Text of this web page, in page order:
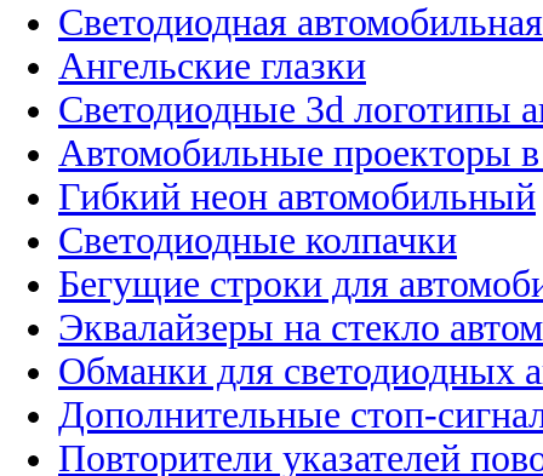
Светодиодная
Ангельские глазки
Светодиодные 3d логотипы
Автомобильные проекторы
Гибкий неон автомобильный
Светодиодные колпачки
Бегущие строки для
Эквалайзеры на стекло
Обманки для светодиодных
Дополнительные стоп-
Повторители указателей